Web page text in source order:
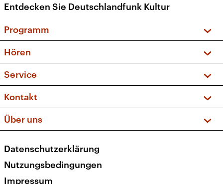
Entdecken Sie Deutschlandfunk Kultur
Programm
Sendungen und Podcasts
Musikliste
Kakadu – Das Kinderprogramm
Hören
Frequenzen (UKW + DAB+)
Service
FAQ
Apps
Newsletter
Veranstaltungen
Kontakt
Social Media
Über uns
Presse
Karriere
Datenschutzerklärung
Nutzungsbedingungen
Impressum